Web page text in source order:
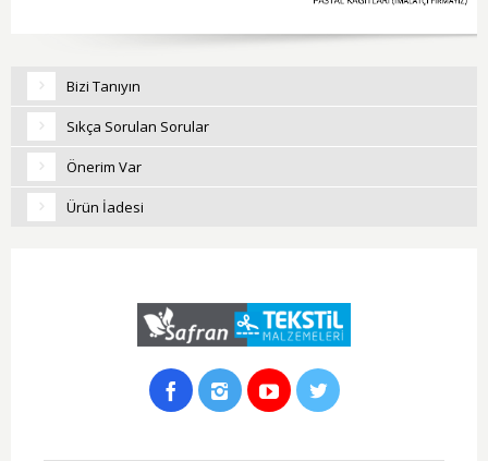
Bizi Tanıyın
Sıkça Sorulan Sorular
Önerim Var
Ürün İadesi